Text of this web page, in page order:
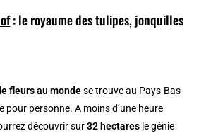
: le royaume des tulipes, jonquilles
fleurs au mondese trouve au Pays-Bas
pour personne. A moins d’une heure
découvrir sur32 hectares le génie